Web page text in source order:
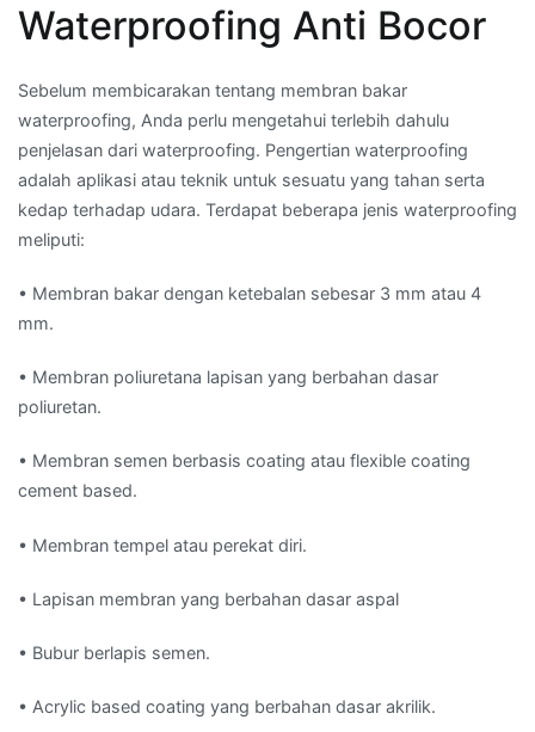
Waterproofing Anti Bocor
Sebelum membicarakan tentang membran bakar
waterproofing, Anda perlu mengetahui terlebih dahulu
penjelasan dari waterproofing. Pengertian waterproofing
adalah aplikasi atau teknik untuk sesuatu yang tahan serta
kedap terhadap udara. Terdapat beberapa jenis waterproofing
meliputi:
• Membran bakar dengan ketebalan sebesar 3 mm atau 4
mm.
• Membran poliuretana lapisan yang berbahan dasar
poliuretan.
• Membran semen berbasis coating atau flexible coating
cement based.
• Membran tempel atau perekat diri.
• Lapisan membran yang berbahan dasar aspal
• Bubur berlapis semen.
• Acrylic based coating yang berbahan dasar akrilik.